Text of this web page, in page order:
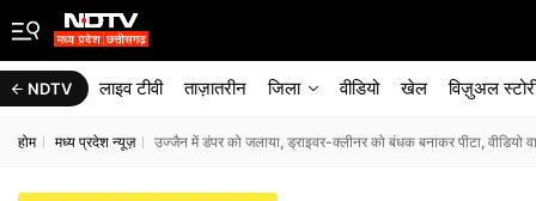
NDTV लाइव टीवी ताज़ातरीन जिला वीडियो खेल विज़ुअल
होम मध्य प्रदेश न्यूज़ उज्जैन में डंपर को जलाया, ड्राइवर-क्लीनर को बंधक बनाकर पीटा, वीडियो